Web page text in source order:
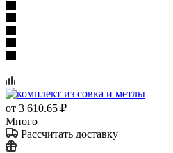
от 3 610.65 ₽
Много
Рассчитать доставку